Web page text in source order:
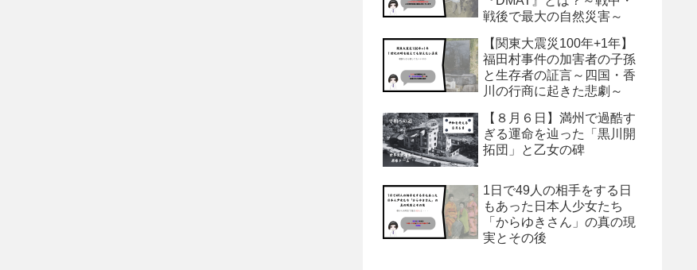
戦後で最大の自然災害～
【関東大震災100年+1年】
福田村事件の加害者の子孫
と生存者の証言～四国・香
川の行商に起きた悲劇～
【８月６日】満州で過酷す
ぎる運命を辿った「黒川開
拓団」と乙女の碑
1日で49人の相手をする日
もあった日本人少女たち
「からゆきさん」の真の現
実とその後